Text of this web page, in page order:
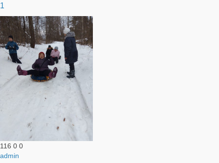
1
116 0 0
admin